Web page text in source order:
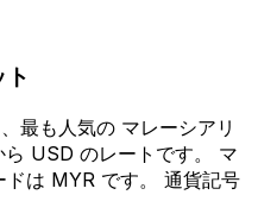
最も人気の マレーシアリ
USD のレートです。 マ
ドは MYR です。 通貨記号